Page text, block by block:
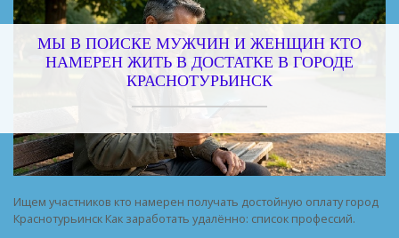
МЫ В ПОИСКЕ МУЖЧИН И ЖЕНЩИН КТО
НАМЕРЕН ЖИТЬ В ДОСТАТКЕ В ГОРОДЕ
КРАСНОТУРЬИНСК
Ищем участников кто намерен получать достойную оплату город
Краснотурьинск Как заработать удалённо: список профессий.